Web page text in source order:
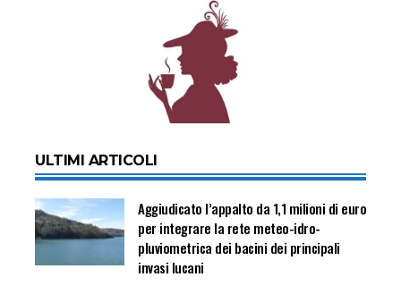
ULTIMI ARTICOLI
Aggiudicato l’appalto da 1,1 milioni di euro
per integrare la rete meteo-idro-
pluviometrica dei bacini dei principali
invasi lucani